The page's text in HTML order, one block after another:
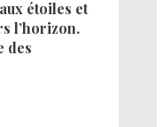
étoiles et
l’horizon.
des